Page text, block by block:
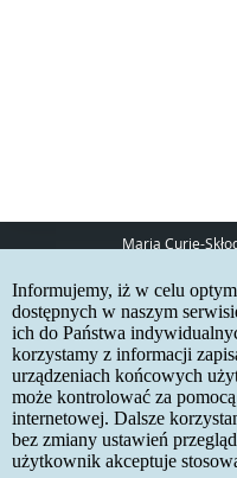
Maria Curie-
20-031 Lublin
www: http://
Internetowa
IRK 1.21.3
site map
contact
Informujemy, iż w celu
dostępnych w naszym
ich do Państwa
korzystamy z informacji
urządzeniach końcowych
może kontrolować za
internetowej. Dalsze
bez zmiany ustawień
użytkownik akceptuje